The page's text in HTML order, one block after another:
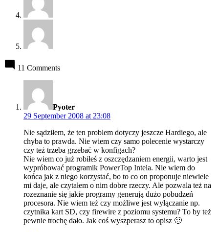
11 Comments
Pyoter
29 September 2008 at 23:08
Nie sądziłem, że ten problem dotyczy jeszcze Hardiego, ale
chyba to prawda. Nie wiem czy samo polecenie wystarczy
czy też trzeba grzebać w konfigach?
Nie wiem co już robiłeś z oszczędzaniem energii, warto jest
wypróbować programik PowerTop Intela. Nie wiem do
końca jak z niego korzystać, bo to co on proponuje niewiele
mi daje, ale czytałem o nim dobre rzeczy. Ale pozwala też na
rozeznanie się jakie programy generują dużo pobudzeń
procesora. Nie wiem też czy możliwe jest wyłączanie np.
czytnika kart SD, czy firewire z poziomu systemu? To by też
pewnie trochę dało. Jak coś wyszperasz to opisz 🙂